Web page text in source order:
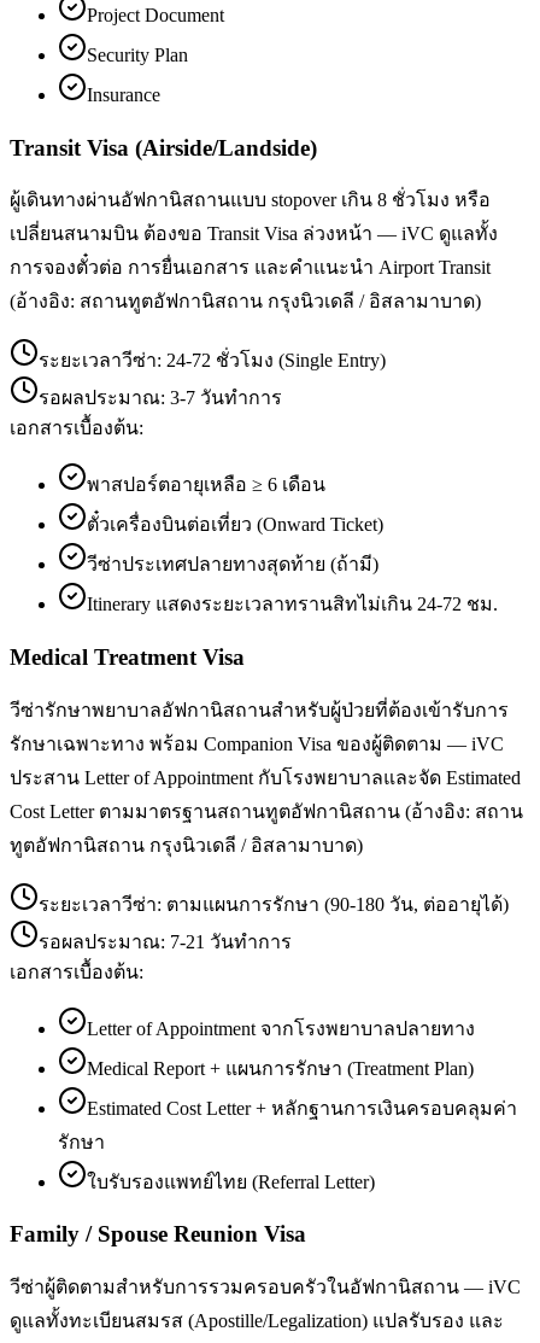
Project Document
Security Plan
Insurance
Transit Visa (Airside/Landside)
ผู้เดินทางผ่านอัฟกานิสถานแบบ stopover เกิน 8 ชั่วโมง หรือ
เปลี่ยนสนามบิน ต้องขอ Transit Visa ล่วงหน้า — iVC ดูแลทั้ง
การจองตั๋วต่อ การยื่นเอกสาร และคำแนะนำ Airport Transit
(อ้างอิง: สถานทูตอัฟกานิสถาน กรุงนิวเดลี / อิสลามาบาด)
ระยะเวลาวีซ่า: 24-72 ชั่วโมง (Single Entry)
รอผลประมาณ: 3-7 วันทำการ
เอกสารเบื้องต้น:
พาสปอร์ตอายุเหลือ ≥ 6 เดือน
ตั๋วเครื่องบินต่อเที่ยว (Onward Ticket)
วีซ่าประเทศปลายทางสุดท้าย (ถ้ามี)
Itinerary แสดงระยะเวลาทรานสิทไม่เกิน 24-72 ชม.
Medical Treatment Visa
วีซ่ารักษาพยาบาลอัฟกานิสถานสำหรับผู้ป่วยที่ต้องเข้ารับการ
รักษาเฉพาะทาง พร้อม Companion Visa ของผู้ติดตาม — iVC
ประสาน Letter of Appointment กับโรงพยาบาลและจัด Estimated
Cost Letter ตามมาตรฐานสถานทูตอัฟกานิสถาน (อ้างอิง: สถาน
ทูตอัฟกานิสถาน กรุงนิวเดลี / อิสลามาบาด)
ระยะเวลาวีซ่า: ตามแผนการรักษา (90-180 วัน, ต่ออายุได้)
รอผลประมาณ: 7-21 วันทำการ
เอกสารเบื้องต้น:
Letter of Appointment จากโรงพยาบาลปลายทาง
Medical Report + แผนการรักษา (Treatment Plan)
Estimated Cost Letter + หลักฐานการเงินครอบคลุมค่า
รักษา
ใบรับรองแพทย์ไทย (Referral Letter)
Family / Spouse Reunion Visa
วีซ่าผู้ติดตามสำหรับการรวมครอบครัวในอัฟกานิสถาน — iVC
ดูแลทั้งทะเบียนสมรส (Apostille/Legalization) แปลรับรอง และ